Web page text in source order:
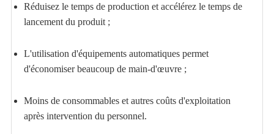
Réduisez le temps de production et accélérez le temps de
lancement du produit ;
L'utilisation d'équipements automatiques permet
d'économiser beaucoup de main-d'œuvre ;
Moins de consommables et autres coûts d'exploitation
après intervention du personnel.